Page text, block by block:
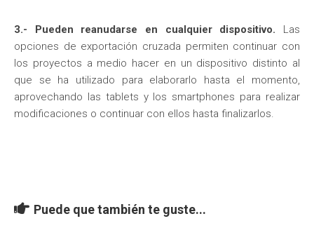
3.- Pueden reanudarse en cualquier dispositivo.
Las
opciones de exportación cruzada permiten continuar con
los proyectos a medio hacer en un dispositivo distinto al
que se ha utilizado para elaborarlo hasta el momento,
aprovechando las tablets y los smartphones para realizar
modificaciones o continuar con ellos hasta finalizarlos.
Puede que también te guste...